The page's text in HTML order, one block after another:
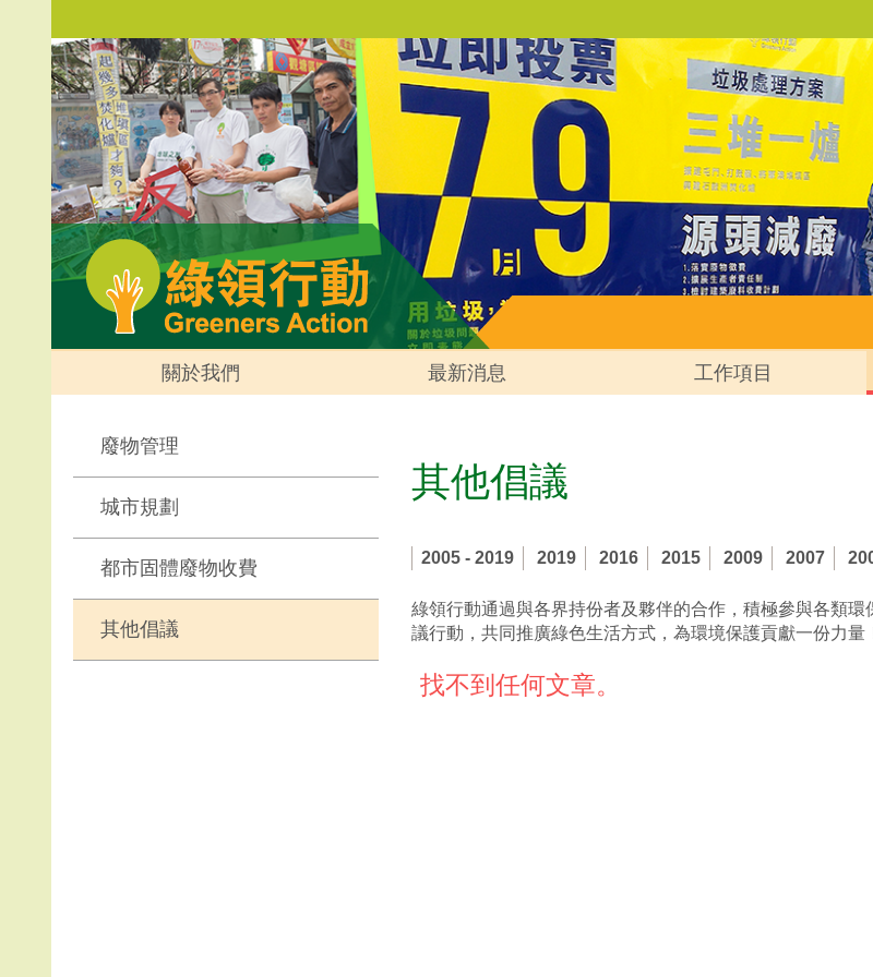
關於我們 最新消息 工作項目
廢物管理
城市規劃
都市固體廢物收費
其他倡議
其他倡議
2005 - 2019 2019 2016 2015 2009 2007
綠領行動通過與各界持份者及夥伴的合作，積極參與各類
議行動，共同推廣綠色生活方式，為環境保護貢獻一份力量
找不到任何文章。